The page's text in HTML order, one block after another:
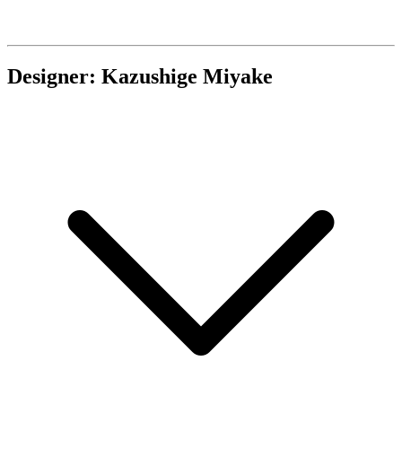
Designer: Kazushige Miyake